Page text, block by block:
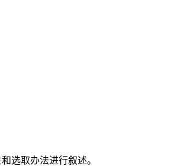
选取办法进行叙述。